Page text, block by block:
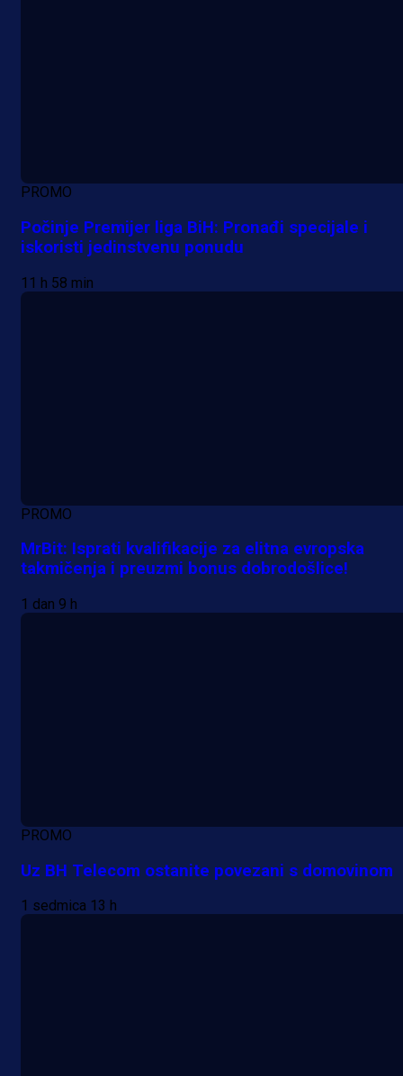
PROMO
Počinje Premijer liga BiH: Pronađi specijale i
iskoristi jedinstvenu ponudu
11 h 58 min
PROMO
MrBit: Isprati kvalifikacije za elitna evropska
takmičenja i preuzmi bonus dobrodošlice!
1 dan 9 h
PROMO
Uz BH Telecom ostanite povezani s domovinom
1 sedmica 13 h